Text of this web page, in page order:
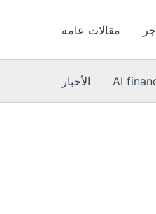
مقالات عامة
AI الأخبار